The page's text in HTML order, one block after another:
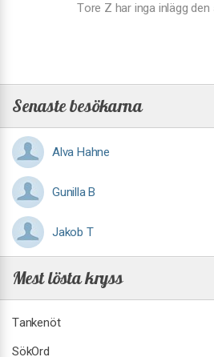
Tore Z har inga inlägg
Senaste besökarna
Alva Hahne
Gunilla B
Jakob T
Mest lösta kryss
Tankenöt
SökOrd